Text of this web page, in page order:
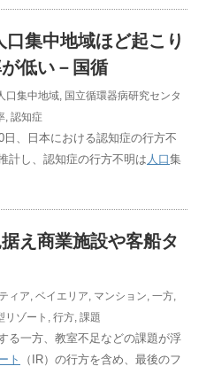
口 集中地域ほど起こり
低い－国循
口集中地域, 国立循環器病研究センタ
, 認知症
、日本における認知症の行方不
計し、認知症の行方不明は 人口集
え商業施設や客船タ
ィア, ベイエリア, マンション, 一方,
リゾート , 行方, 課題
る一方、教室不足などの課題が浮
ト （IR）の行方を含め、最後のフ